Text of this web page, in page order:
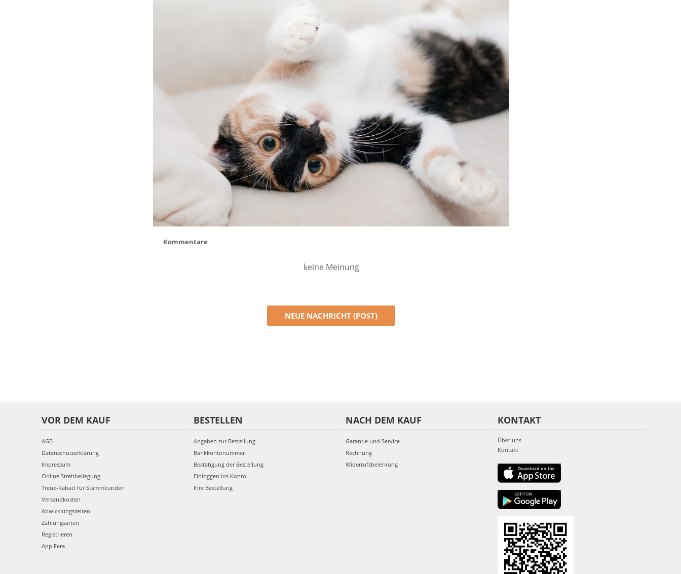
Kommentare
keine Meinung
NEUE NACHRICHT (POST)
VOR DEM KAUF
AGB
Datenschutzerklärung
Impressum
Online Streitbeilegung
Treue-Rabatt für Stammkunden
Versandkosten
Abwicklungszeiten
Zahlungsarten
Registrieren
App Fera
BESTELLEN
Angaben zur Bestellung
Bankkontonummer
Bestätigung der Bestellung
Einloggen ins Konto
Ihre Bestellung
NACH DEM KAUF
Garantie und Service
Rechnung
Widerrufsbelehrung
KONTAKT
Über uns
Kontakt